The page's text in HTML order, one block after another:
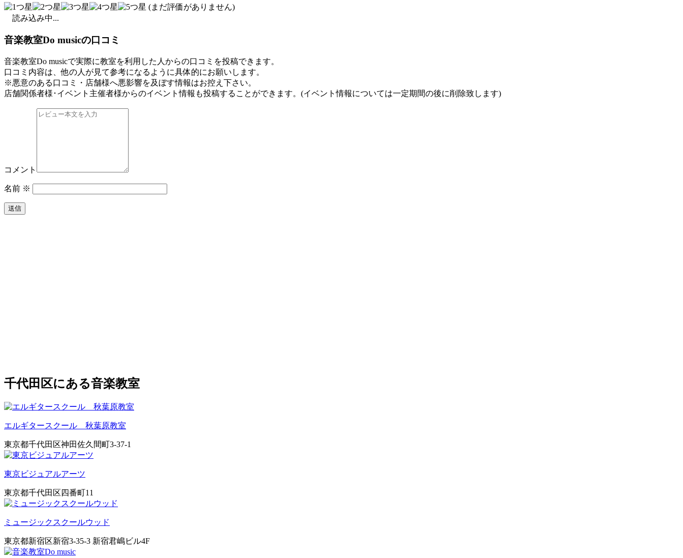
(まだ評価がありません)
読み込み中...
音楽教室Do musicの口コミ
音楽教室Do musicで実際に教室を利用した人からの口コミを投稿できます。
口コミ内容は、他の人が見て参考になるように具体的にお願いします。
※悪意のある口コミ・店舗様へ悪影響を及ぼす情報はお控え下さい。
店舗関係者様･イベント主催者様からのイベント情報も投稿することができます。 (イベント情報については一定期間の後に削除致します)
コメント
名前 ※
千代田区にある音楽教室
エルギタースクール 秋葉原教室
東京都千代田区神田佐久間町3-37-1
東京ビジュアルアーツ
東京都千代田区四番町11
ミュージックスクールウッド
東京都新宿区新宿3-35-3 新宿君嶋ビル4F